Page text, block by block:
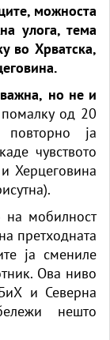
можноста
улога, тема
во Хрватска,
но не и
помалку од 20
ја
чувството
Херцеговина
на мобилност
претходната
ја смениле
Ова ниво
и Северна
нешто